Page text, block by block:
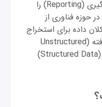
داده (Data Analysis) و گزارش‌گیری (Reporting) را
فناوری از
داده برای استخراج
دانش از داده‌های غیر ساخت یافته (Unstructured
Data) و داده‎‌های ساخت یافته (Structured Data)